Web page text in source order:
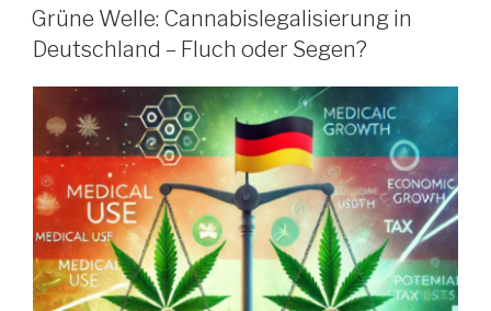
AM
Grüne Welle: Cannabislegalisierung in
Deutschland – Fluch oder Segen?